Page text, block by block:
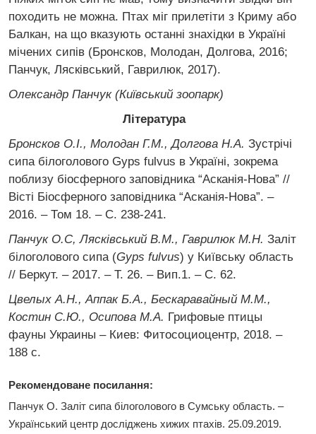
походить не можна. Птах міг прилетіти з Криму або
Балкан, на що вказують останні знахідки в Україні
мічених сипів (Бронсков, Молодан, Долгова, 2016;
Панчук, Лясківський, Гаврилюк, 2017).
Олександр Панчук (Київський зоопарк)
Література
Бронсков О.І., Молодан Г.М., Долгова Н.А. Зустрічі
сипа білоголового Gyps fulvus в Україні, зокрема
поблизу біосферного заповідника “Асканія-Нова” //
Вісті Біосферного заповідника “Асканія-Нова”. –
2016. – Том 18. – С. 238-241.
Панчук О.С, Лясківський В.М., Гаврилюк М.Н. Заліт
білоголового сипа (Gyps fulvus) у Київську область
// Беркут. – 2017. – Т. 26. – Вип.1. – С. 62.
Цвелых А.Н., Аппак Б.А., Бескаравайный М.М.,
Костин С.Ю., Осипова М.А. Грифовые птицы
фауны Украины – Киев: Фитосоциоцентр, 2018. –
188 с.
Рекомендоване посилання:
Панчук О. Заліт сипа білоголового в Сумську область. –
Український центр досліджень хижих птахів. 25.09.2019.